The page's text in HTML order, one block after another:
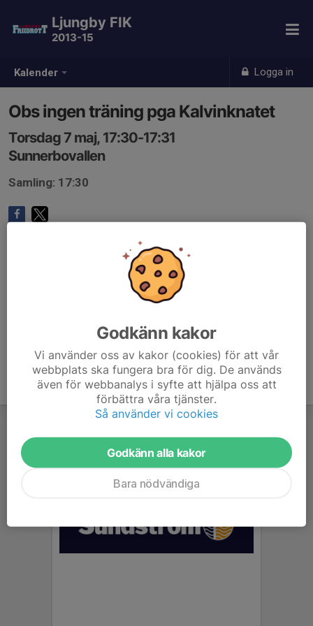
Kalender Logga in
Ljungby FIK
2013-15
Obs ingen träning pga Kalvinknatet
Torsdag 7 maj, 17:30-17:31
Sunnerbovallen
Samling: 17:30
Godkänn kakor
Vi använder oss av kakor (cookies) för att vår
webbplats ska fungera bra för dig. De används
även för webbanalys i syfte att hjälpa oss att
förbättra våra tjänster.
Så använder vi cookies
Godkänn alla kakor
Bara nödvändiga